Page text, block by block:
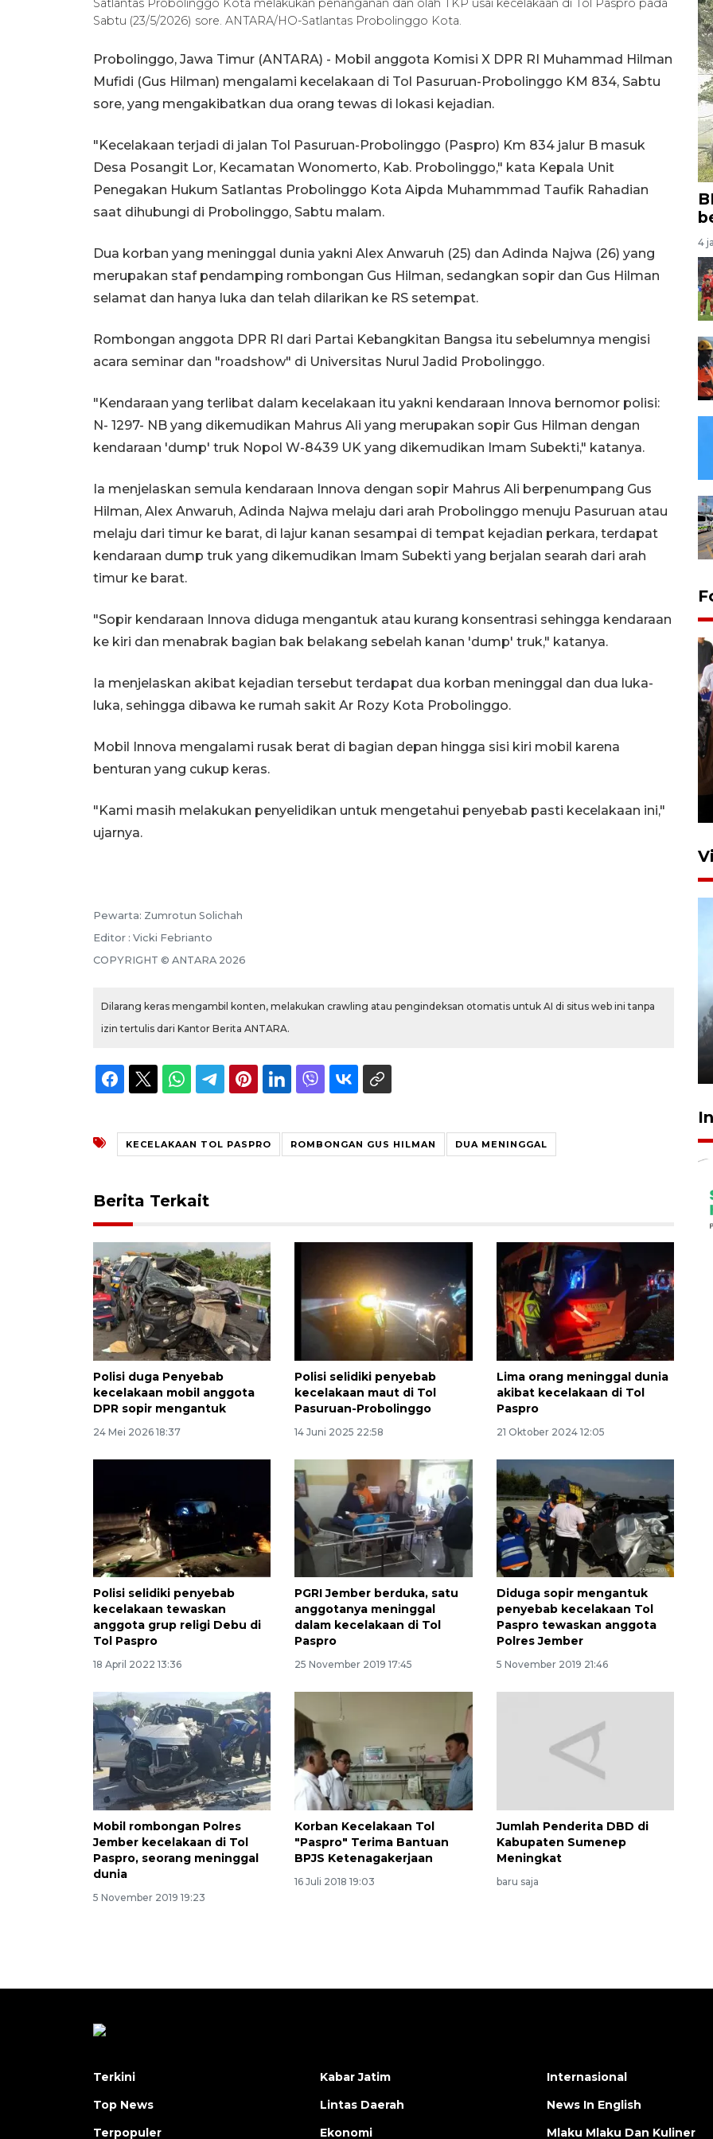
Satlantas Probolinggo Kota melakukan penanganan dan olah TKP usai kecelakaan di Tol Paspro pada
Sabtu (23/5/2026) sore. ANTARA/HO-Satlantas Probolinggo Kota.
Probolinggo, Jawa Timur (ANTARA) - Mobil anggota Komisi X DPR RI Muhammad Hilman
Mufidi (Gus Hilman) mengalami kecelakaan di Tol Pasuruan-Probolinggo KM 834, Sabtu
sore, yang mengakibatkan dua orang tewas di lokasi kejadian.
"Kecelakaan terjadi di jalan Tol Pasuruan-Probolinggo (Paspro) Km 834 jalur B masuk
Desa Posangit Lor, Kecamatan Wonomerto, Kab. Probolinggo," kata Kepala Unit
Penegakan Hukum Satlantas Probolinggo Kota Aipda Muhammmad Taufik Rahadian
saat dihubungi di Probolinggo, Sabtu malam.
Dua korban yang meninggal dunia yakni Alex Anwaruh (25) dan Adinda Najwa (26) yang
merupakan staf pendamping rombongan Gus Hilman, sedangkan sopir dan Gus Hilman
selamat dan hanya luka dan telah dilarikan ke RS setempat.
Rombongan anggota DPR RI dari Partai Kebangkitan Bangsa itu sebelumnya mengisi
acara seminar dan "roadshow" di Universitas Nurul Jadid Probolinggo.
"Kendaraan yang terlibat dalam kecelakaan itu yakni kendaraan Innova bernomor polisi:
N- 1297- NB yang dikemudikan Mahrus Ali yang merupakan sopir Gus Hilman dengan
kendaraan 'dump' truk Nopol W-8439 UK yang dikemudikan Imam Subekti," katanya.
Ia menjelaskan semula kendaraan Innova dengan sopir Mahrus Ali berpenumpang Gus
Hilman, Alex Anwaruh, Adinda Najwa melaju dari arah Probolinggo menuju Pasuruan atau
melaju dari timur ke barat, di lajur kanan sesampai di tempat kejadian perkara, terdapat
kendaraan dump truk yang dikemudikan Imam Subekti yang berjalan searah dari arah
timur ke barat.
"Sopir kendaraan Innova diduga mengantuk atau kurang konsentrasi sehingga kendaraan
ke kiri dan menabrak bagian bak belakang sebelah kanan 'dump' truk," katanya.
Ia menjelaskan akibat kejadian tersebut terdapat dua korban meninggal dan dua luka-
luka, sehingga dibawa ke rumah sakit Ar Rozy Kota Probolinggo.
Mobil Innova mengalami rusak berat di bagian depan hingga sisi kiri mobil karena
benturan yang cukup keras.
"Kami masih melakukan penyelidikan untuk mengetahui penyebab pasti kecelakaan ini,"
ujarnya.
Pewarta: Zumrotun Solichah
Editor : Vicki Febrianto
COPYRIGHT © ANTARA 2026
Dilarang keras mengambil konten, melakukan crawling atau pengindeksan otomatis untuk AI di situs web ini tanpa
izin tertulis dari Kantor Berita ANTARA.
KECELAKAAN TOL PASPRO ROMBONGAN GUS HILMAN DUA MENINGGAL
Berita Terkait
Polisi duga Penyebab
kecelakaan mobil anggota
DPR sopir mengantuk
24 Mei 2026 18:37
Polisi selidiki penyebab
kecelakaan maut di Tol
Pasuruan-Probolinggo
14 Juni 2025 22:58
Lima orang meninggal dunia
akibat kecelakaan di Tol
Paspro
21 Oktober 2024 12:05
Polisi selidiki penyebab
kecelakaan tewaskan
anggota grup religi Debu di
Tol Paspro
18 April 2022 13:36
PGRI Jember berduka, satu
anggotanya meninggal
dalam kecelakaan di Tol
Paspro
25 November 2019 17:45
Diduga sopir mengantuk
penyebab kecelakaan Tol
Paspro tewaskan anggota
Polres Jember
5 November 2019 21:46
Mobil rombongan Polres
Jember kecelakaan di Tol
Paspro, seorang meninggal
dunia
5 November 2019 19:23
Korban Kecelakaan Tol
"Paspro" Terima Bantuan
BPJS Ketenagakerjaan
16 Juli 2018 19:03
Jumlah Penderita DBD di
Kabupaten Sumenep
Meningkat
baru saja
4
BPBD Jatim kerahkan "Drone
Awas penipuan berbasis AI
2026-08-07 13:45:00
Terkini
Top News
Terpopuler
Kabar Jatim
Lintas Daerah
Ekonomi
Internasional
News In English
Mlaku Mlaku Dan Kuliner